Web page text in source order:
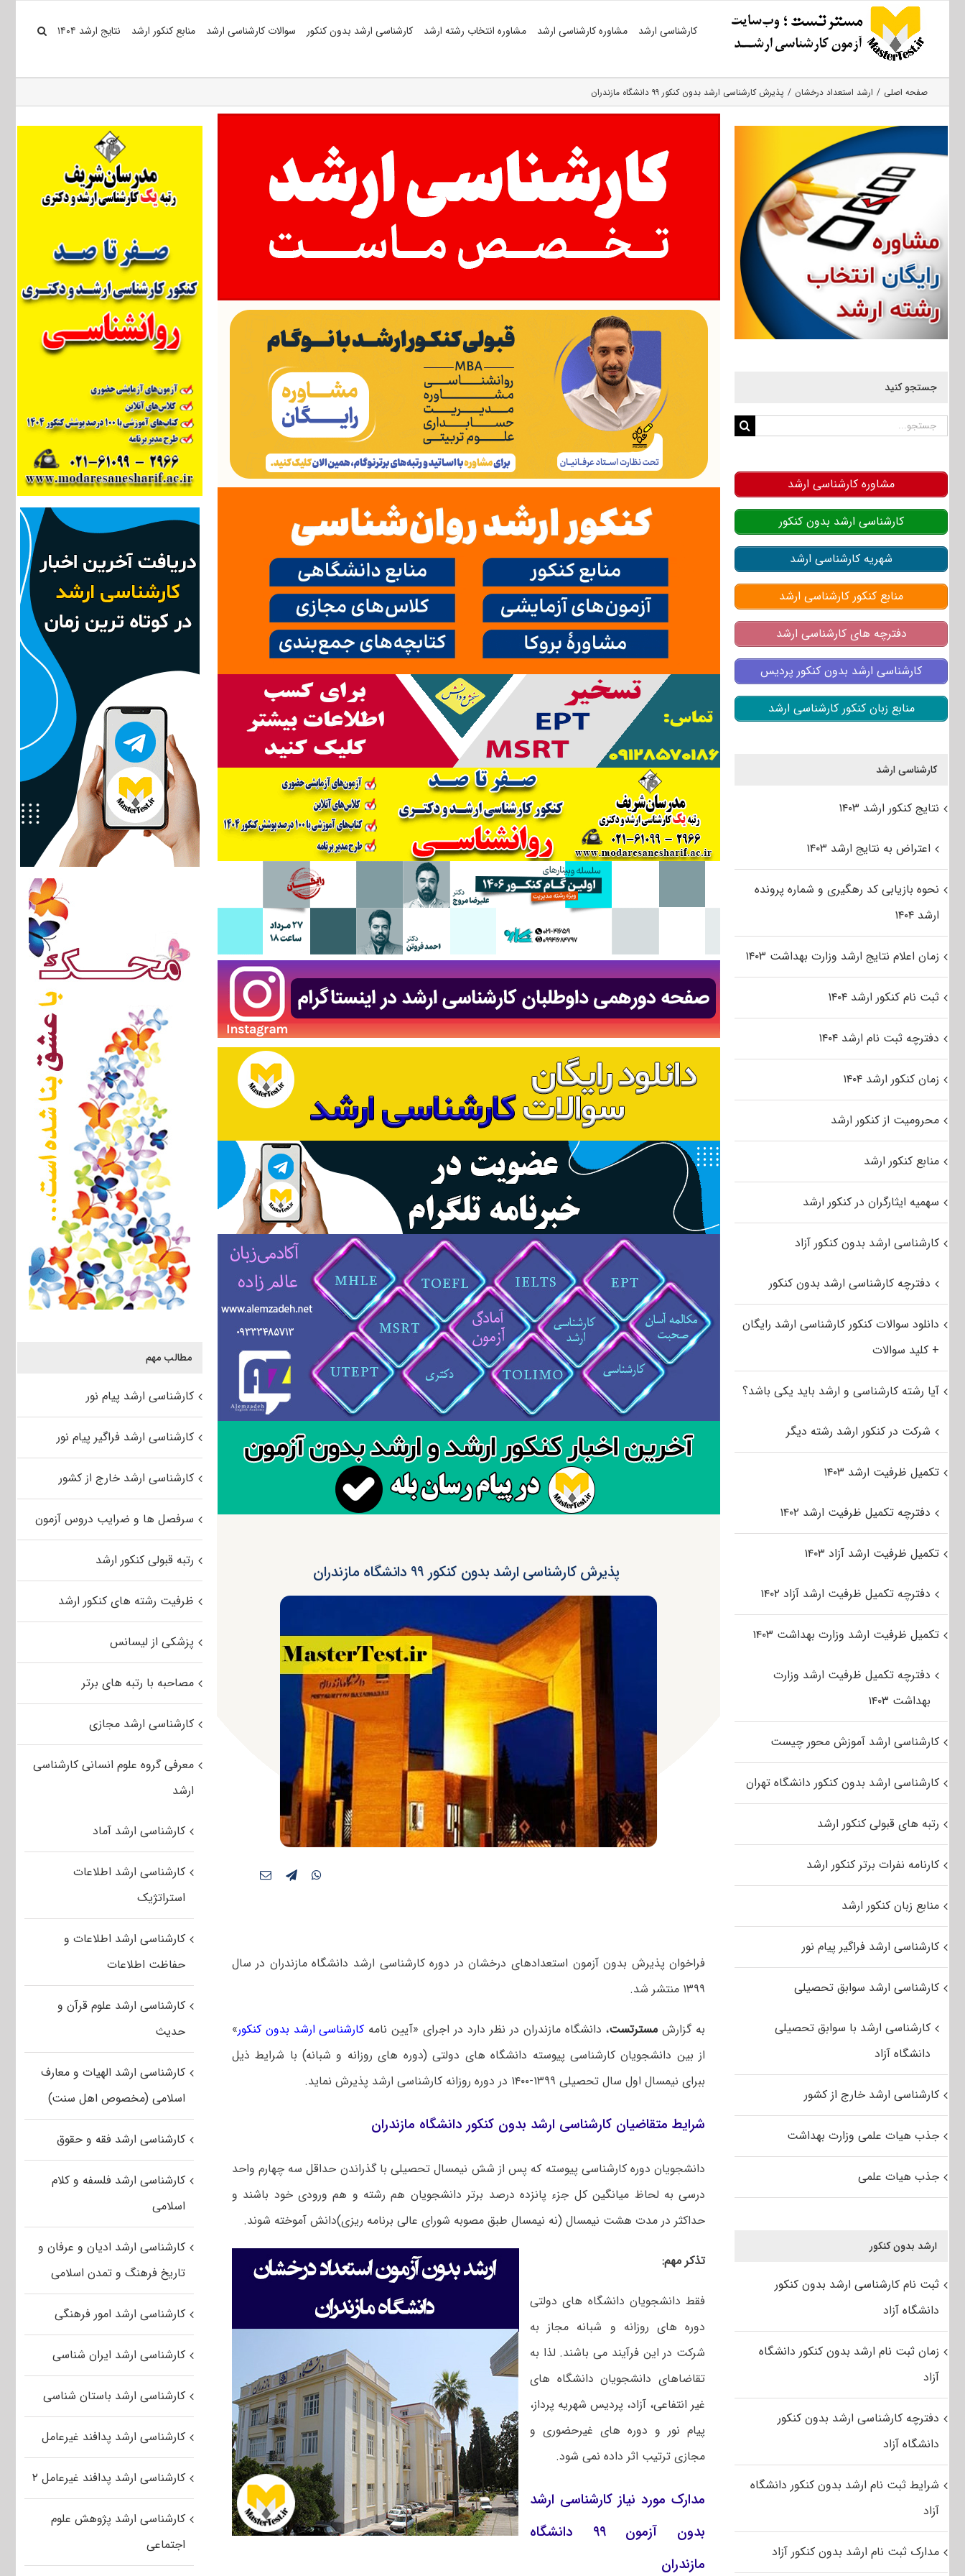
کارشناسی ارشد مشاوره کارشناسی ارشد مشاوره انتخاب رشته ارشد کارشناسی ارشد بدون کنکور سوالات کارشناسی ارشد منابع کنکور ارشد نتایج ارشد ۱۴۰۴
صفحه اصلی ارشد استعداد درخشان پذیرش کارشناسی ارشد بدون کنکور ۹۹ دانشگاه مازندران
پذیرش کارشناسی ارشد بدون کنکور ۹۹ دانشگاه مازندران
فراخوان پذیرش بدون آزمون استعدادهای درخشان در دوره کارشناسی ارشد دانشگاه مازندران در سال
۱۳۹۹ منتشر شد.
به گزارش مسترتست، دانشگاه مازندران در نظر دارد در اجرای «آیین نامه کارشناسی ارشد بدون کنکور»
از بین دانشجویان کارشناسی پیوسته دانشگاه های دولتی (دوره های روزانه و شبانه) با شرایط ذیل
ببرای نیمسال اول سال تحصیلی ۱۳۹۹-۱۴۰۰ در دوره روزانه کارشناسی ارشد پذیرش نماید.
شرایط متقاضیان کارشناسی ارشد بدون کنکور دانشگاه مازندران
دانشجویان دوره کارشناسی پیوسته که پس از شش نیمسال تحصیلی با گذراندن حداقل سه چهارم واحد
درسی به لحاظ میانگین کل جزء پانزده درصد برتر دانشجویان هم ‏رشته و هم ‏ورودی خود باشند و
حداکثر در مدت هشت نیمسال (نه نیمسال طبق مصوبه شورای عالی برنامه ریزی)دانش آموخته شوند.
تذکر مهم:
فقط دانشجویان دانشگاه های دولتی
دوره‏ های روزانه و شبانه مجاز به
شرکت در این فرآیند می‏ باشند. لذا به
تقاضاهای دانشجویان دانشگاه های
غیر انتفاعی، آزاد، پردیس شهریه ‏پرداز،
پیام نور و دوره ‏های غیرحضوری و
مجازی ترتیب اثر داده نمی ‏شود.
مدارک مورد نیاز کارشناسی ارشد
بدون آزمون ۹۹ دانشگاه
مازندران
مطالب مهم
کارشناسی ارشد پیام نور
کارشناسی ارشد فراگیر پیام نور
کارشناسی ارشد خارج از کشور
سرفصل ها و ضرایب دروس آزمون
رتبه قبولی کنکور ارشد
ظرفیت رشته های کنکور ارشد
پزشکی از لیسانس
مصاحبه با رتبه های برتر
کارشناسی ارشد مجازی
معرفی گروه علوم انسانی کارشناسی
ارشد
کارشناسی ارشد آماد
کارشناسی ارشد اطلاعات
استراتژیک
کارشناسی ارشد اطلاعات و
حفاظت اطلاعات
کارشناسی ارشد علوم قرآن و
حدیث
کارشناسی ارشد الهیات و معارف
اسلامی (مخصوص اهل سنت)
کارشناسی ارشد فقه و حقوق
کارشناسی ارشد فلسفه و کلام
اسلامی
کارشناسی ارشد ادیان و عرفان و
تاریخ فرهنگ و تمدن اسلامی
کارشناسی ارشد امور فرهنگی
کارشناسی ارشد ایران شناسی
کارشناسی ارشد باستان شناسی
کارشناسی ارشد پدافند غیرعامل
کارشناسی ارشد پدافند غیرعامل ۲
کارشناسی ارشد پژوهش علوم
اجتماعی
جستجو کنید
جستجو
مشاوره کارشناسی ارشد
کارشناسی ارشد بدون کنکور
شهریه کارشناسی ارشد
منابع کنکور کارشناسی ارشد
دفترچه های کارشناسی ارشد
کارشناسی ارشد بدون کنکور پردیس
منابع زبان کنکور کارشناسی ارشد
کارشناسی ارشد
نتایج کنکور ارشد ۱۴۰۳
اعتراض به نتایج ارشد ۱۴۰۳
نحوه بازیابی کد رهگیری و شماره پرونده
ارشد ۱۴۰۴
زمان اعلام نتایج ارشد وزارت بهداشت ۱۴۰۳
ثبت نام کنکور ارشد ۱۴۰۴
دفترچه ثبت نام ارشد ۱۴۰۴
زمان کنکور ارشد ۱۴۰۴
محرومیت از کنکور ارشد
منابع کنکور ارشد
سهمیه ایثارگران در کنکور ارشد
کارشناسی ارشد بدون کنکور آزاد
دفترچه کارشناسی ارشد بدون کنکور
دانلود سوالات کنکور کارشناسی ارشد رایگان
+ کلید سوالات
آیا رشته کارشناسی و ارشد باید یکی باشد؟
شرکت در کنکور ارشد رشته دیگر
تکمیل ظرفیت ارشد ۱۴۰۳
دفترچه تکمیل ظرفیت ارشد ۱۴۰۲
تکمیل ظرفیت ارشد آزاد ۱۴۰۳
دفترچه تکمیل ظرفیت ارشد آزاد ۱۴۰۲
تکمیل ظرفیت ارشد وزارت بهداشت ۱۴۰۳
دفترچه تکمیل ظرفیت ارشد وزارت
بهداشت ۱۴۰۳
کارشناسی ارشد آموزش محور چیست
کارشناسی ارشد بدون کنکور دانشگاه تهران
رتبه های قبولی کنکور ارشد
کارنامه نفرات برتر کنکور ارشد
منابع زبان کنکور ارشد
کارشناسی ارشد فراگیر پیام نور
کارشناسی ارشد سوابق تحصیلی
کارشناسی ارشد با سوابق تحصیلی
دانشگاه آزاد
کارشناسی ارشد خارج از کشور
جذب هیات علمی وزارت بهداشت
جذب هیات علمی
ارشد بدون کنکور
ثبت نام کارشناسی ارشد بدون کنکور
دانشگاه آزاد
زمان ثبت نام ارشد بدون کنکور دانشگاه
آزاد
دفترچه کارشناسی ارشد بدون کنکور
دانشگاه آزاد
شرایط ثبت نام ارشد بدون کنکور دانشگاه
آزاد
مدارک ثبت نام ارشد بدون کنکور آزاد